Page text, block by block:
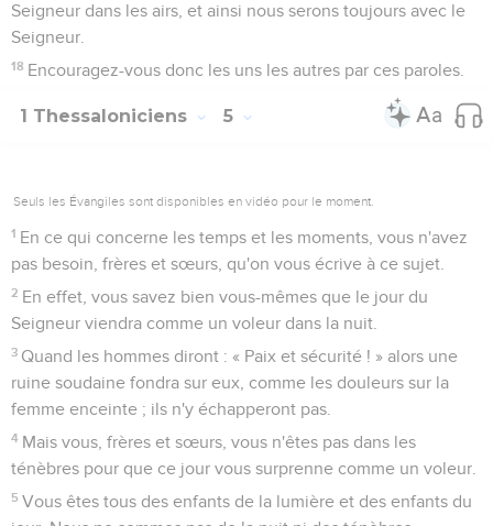
Seigneur dans les airs, et ainsi nous serons toujours avec le
Seigneur.
18 Encouragez-vous donc les uns les autres par ces paroles.
1 Thessaloniciens 5
Seuls les Évangiles sont disponibles en vidéo pour le moment.
1 En ce qui concerne les temps et les moments, vous n'avez
pas besoin, frères et sœurs, qu'on vous écrive à ce sujet.
2 En effet, vous savez bien vous-mêmes que le jour du
Seigneur viendra comme un voleur dans la nuit.
3 Quand les hommes diront : « Paix et sécurité ! » alors une
ruine soudaine fondra sur eux, comme les douleurs sur la
femme enceinte ; ils n'y échapperont pas.
4 Mais vous, frères et sœurs, vous n'êtes pas dans les
ténèbres pour que ce jour vous surprenne comme un voleur.
5 Vous êtes tous des enfants de la lumière et des enfants du